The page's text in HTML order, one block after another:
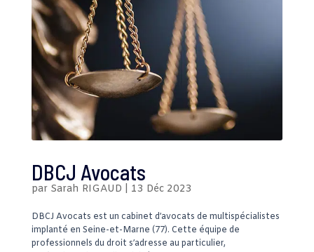
DBCJ Avocats
par Sarah RIGAUD 13 Déc 2023
DBCJ Avocats est un cabinet d’avocats de multispécialistes
implanté en Seine-et-Marne (77). Cette équipe de
professionnels du droit s’adresse au particulier,